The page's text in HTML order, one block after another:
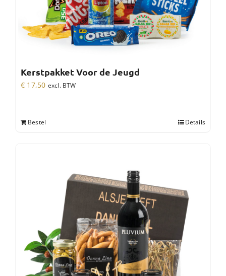
Kerstpakket Voor de Jeugd
€ 17,50 excl. BTW
Bestel Details